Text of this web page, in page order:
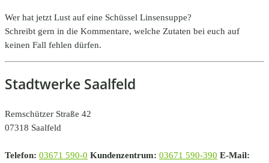
Wer hat jetzt Lust auf eine Schüssel Linsensuppe?
Schreibt gern in die Kommentare, welche Zutaten bei euch auf
keinen Fall fehlen dürfen.
Stadtwerke Saalfeld
Remschützer Straße 42
07318 Saalfeld
Telefon: 03671 590-0 Kundenzentrum: 03671 590-390 E-Mail: